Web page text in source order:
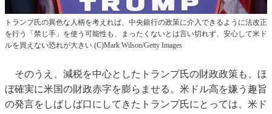
トランプ氏の異色な人柄を考えれば、中央銀行の政策に介入できるように法改正
を行う「禁じ手」を使う可能性も、まったくないとは言い切れず、安心して米ド
ルを買えない恐れが大きい (C)Mark Wilson/Getty Images
そのうえ、減税を中心としたトランプ氏の財政政策も、ほ
ぼ確実に米国の財政赤字を膨らませる。米ドル高を嫌う趣旨
の発言をしばしば口にしてきたトランプ氏にとっては、米ド